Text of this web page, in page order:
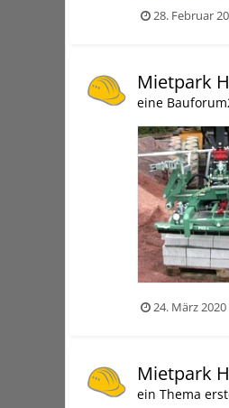
28. Februar
Mietpark
eine
24. März 2020
Mietpark
ein Thema